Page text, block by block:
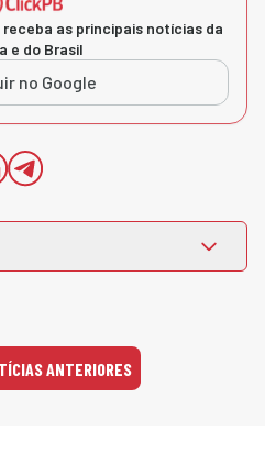
receba as principais notícias da
e do Brasil
no Google
ANTERIORES